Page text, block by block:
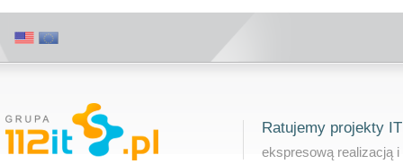
Ratujemy projekty IT
ekspresową realizacją i